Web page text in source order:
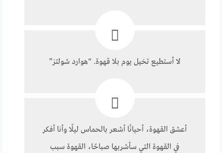
لا أستطيع تخيل يوم بلا قهوة. “هوارد شولتز”
أعشق القهوة، أحيانًا أشعر بالحماس ليلًا وأنا أفكر
في القهوة التي سأشربها صباحًا، القهوة سبب